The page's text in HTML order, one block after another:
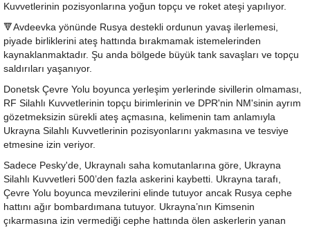
Kuvvetlerinin pozisyonlarına yoğun topçu ve roket ateşi yapılıyor.
🔻Avdeevka yönünde Rusya destekli ordunun yavaş ilerlemesi,
piyade birliklerini ateş hattında bırakmamak istemelerinden
kaynaklanmaktadır. Şu anda bölgede büyük tank savaşları ve topçu
saldırıları yaşanıyor.
Donetsk Çevre Yolu boyunca yerleşim yerlerinde sivillerin olmaması,
RF Silahlı Kuvvetlerinin topçu birimlerinin ve DPR'nin NM'sinin ayrım
gözetmeksizin sürekli ateş açmasına, kelimenin tam anlamıyla
Ukrayna Silahlı Kuvvetlerinin pozisyonlarını yakmasına ve tesviye
etmesine izin veriyor.
Sadece Pesky'de, Ukraynalı saha komutanlarına göre, Ukrayna
Silahlı Kuvvetleri 500’den fazla askerini kaybetti. Ukrayna tarafı,
Çevre Yolu boyunca mevzilerini elinde tutuyor ancak Rusya cephe
hattını ağır bombardımana tutuyor. Ukrayna’nın Kimsenin
çıkarmasına izin vermediği cephe hattında ölen askerlerin yanan